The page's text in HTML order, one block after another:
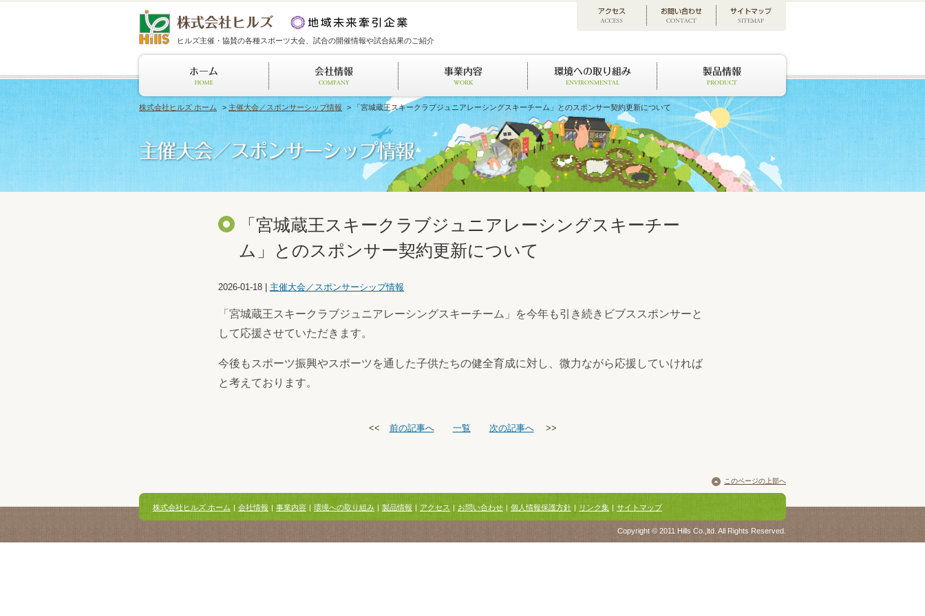
ヒルズ主催・協賛の各種スポーツ大会、試合の開催情報や試合結果のご紹介
株式会社ヒルズ ホーム >主催大会／スポンサーシップ情報 > 「宮城蔵王スキークラブジュニアレーシングスキーチーム」とのスポンサー契約更新について
「宮城蔵王スキークラブジュニアレーシングスキーチー
ム」とのスポンサー契約更新について
2026-01-18 主催大会／スポンサーシップ情報
「宮城蔵王スキークラブジュニアレーシングスキーチーム」を今年も引き続きビブススポンサーと
して応援させていただきます。
今後もスポーツ振興やスポーツを通した子供たちの健全育成に対し、微力ながら応援していければ
と考えております。
<< 前の記事へ 一覧 次の記事へ >>
このページの上部へ
株式会社ヒルズ ホーム | 会社情報 | 事業内容 | 環境への取り組み | 製品情報 | アクセス | お問い合わせ | 個人情報保護方針 | リンク集 | サイトマップ
Copyright © 2011 Hills Co.,ltd. All Rights Reserved.